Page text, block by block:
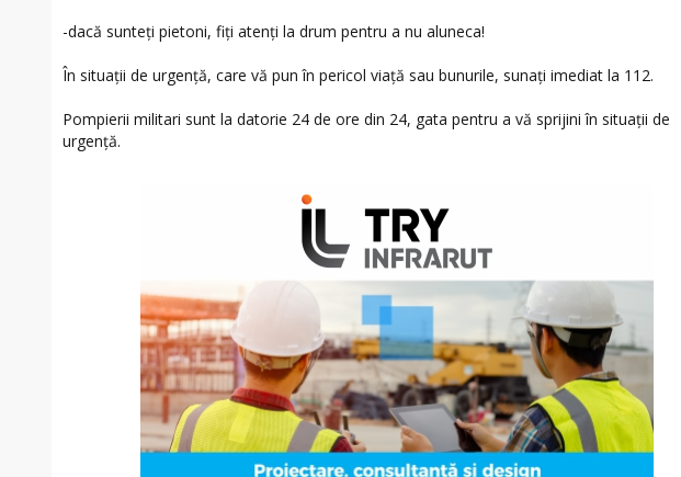
-dacă sunteți pietoni, fiți atenți la drum pentru a nu aluneca!
În situații de urgență, care vă pun în pericol viață sau bunurile, sunați imediat la 112.
Pompierii militari sunt la datorie 24 de ore din 24, gata pentru a vă sprijini în situații de
urgență.